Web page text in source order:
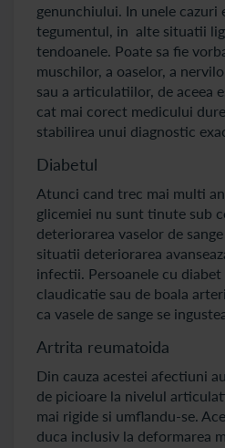
genunchiului. In unele cazuri
tegumentul, in alte situatii
tendoanele. Poate sa fie
muschilor, a oaselor, a
sau a articulatiilor, de aceea
cat mai corect medicului
stabilirea unui diagnostic
Diabetul
Atunci cand trec mai multi
glicemiei nu sunt tinute sub
deteriorarea vaselor de
situatii deteriorarea
infectii. Persoanele cu
claudicatie sau de boala
ca vasele de sange se
Artrita reumatoida
Din cauza acestei afectiuni
de picioare la nivelul
mai rigide si umflandu-se.
duca inclusiv la deformarea